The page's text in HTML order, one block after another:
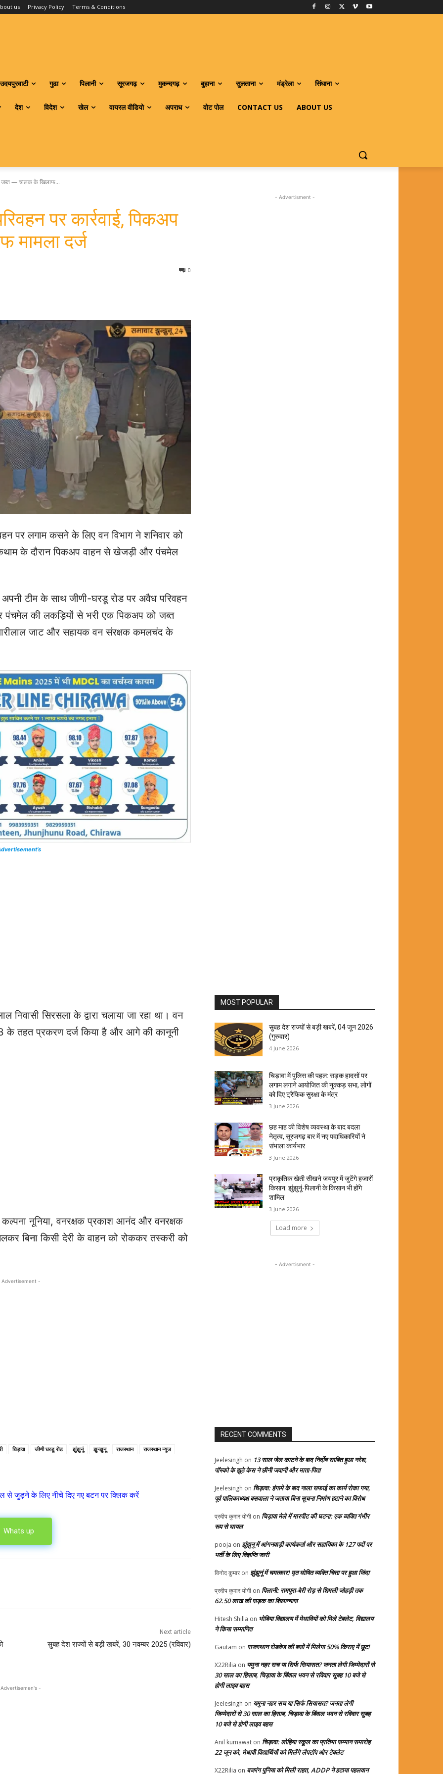
us Privacy Policy Terms & Conditions
उदयपुरवाटी गुढा पिलानी सूरजगढ़ मुकन्दगढ़ बुहाना सुलताना मंड्रेला सिंघाना
देश विदेश खेल वायरल वीडियो अपराध वोट पोल CONTACT US ABOUT US
जब्त — चालक के खिलाफ...
पर कार्रवाई, पिकअप
दर्ज
0
पर लगाम कसने के लिए वन विभाग ने शनिवार को
के दौरान पिकअप वाहन से खेजड़ी और पंचमेल
अपनी टीम के साथ जीणी-घरडू रोड पर अवैध परिवहन
पंचमेल की लकड़ियों से भरी एक पिकअप को जब्त
जाट और सहायक वन संरक्षक कमलचंद के
निवासी सिरसला के द्वारा चलाया जा रहा था। वन
के तहत प्रकरण दर्ज किया है और आगे की कानूनी
नूनिया, वनरक्षक प्रकाश आनंद और वनरक्षक
बिना किसी देरी के वाहन को रोककर तस्करी को
-
चिड़ावा जीणी घरडू रोड झुंझुनूं झुन्झुनू राजस्थान राजस्थान न्यूज
से जुड़ने के लिए नीचे दिए गए बटन पर क्लिक करें
Whats up
Next article
सुबह देश राज्यों से बड़ी खबरें, 30 नवम्बर 2025 (रविवार)
-
- Advertisment -
MOST POPULAR
सुबह देश राज्यों से बड़ी खबरें, 04 जून 2026
(गुरुवार)
4 June 2026
चिड़ावा में पुलिस की पहल: सड़क हादसों पर
लगाम लगाने आयोजित की नुक्कड़ सभा, लोगों
को दिए ट्रैफिक सुरक्षा के मंत्र
3 June 2026
छह माह की विशेष व्यवस्था के बाद बदला
नेतृत्व, सूरजगढ़ बार में नए पदाधिकारियों ने
संभाला कार्यभार
3 June 2026
प्राकृतिक खेती सीखने जयपुर में जुटेंगे हजारों
किसान: झुंझुनूं-पिलानी के किसान भी होंगे
शामिल
3 June 2026
Load more
- Advertisment -
RECENT COMMENTS
Jeelesingh on 13 साल जेल काटने के बाद निर्दोष साबित हुआ नरेश,
पॉस्को के झूठे केस ने छीनी जवानी और माता-पिता
Jeelesingh on चिड़ावा: हंगामे के बाद नाला सफाई का कार्य रोका गया,
पूर्व पालिकाध्यक्ष बसवाला ने जताया बिना सूचना निर्माण हटाने का विरोध
प्रदीप कुमार योगी on चिड़ावा मेले में मारपीट की घटना: एक व्यक्ति गंभीर
रूप से घायल
pooja on झुंझुनू में आंगनवाड़ी कार्यकर्ता और सहायिका के 127 पदों पर
भर्ती के लिए विज्ञप्ति जारी
विनोद कुमारon झुंझुनूं में चमत्कार! मृत घोषित व्यक्ति चिता पर हुआ जिंदा
प्रदीप कुमार योगी on पिलानी: रामपुरा-बेरी रोड़ से शिमली जोहड़ी तक
62.50 लाख की सड़क का शिलान्यास
Hitesh Shilla on भोबिया विद्यालय में मेधावियों को मिले टेबलेट, विद्यालय
ने किया सम्मानित
Gautam on राजस्थान रोडवेज की बसों में मिलेगा 50% किराए में छूट!
X22Rilia on यमुना नहर सच या सिर्फ सियासत? जनता लेगी जिम्मेदारों से
30 साल का हिसाब, चिड़ावा के बिंवाल भवन से रविवार सुबह 10 बजे से
होगी लाइव बहस
Jeelesingh on यमुना नहर सच या सिर्फ सियासत? जनता लेगी
जिम्मेदारों से 30 साल का हिसाब, चिड़ावा के बिंवाल भवन से रविवार सुबह
10 बजे से होगी लाइव बहस
Anil kumawat on चिड़ावा: लोहिया स्कूल का प्रतिभा सम्मान समारोह
22 जून को, मेधावी विद्यार्थियों को मिलेंगे लैपटॉप ओर टेबलेट
X22Rilia on बजरंग पुनिया को मिली राहत, ADDP ने हटाया पहलवान